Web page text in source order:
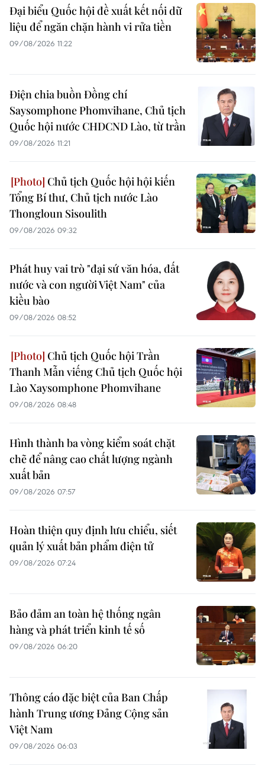
Đại biểu Quốc hội đề xuất kết nối dữ
liệu để ngăn chặn hành vi rửa tiền
09/08/2026 11:22
Điện chia buồn Đồng chí
Saysomphone Phomvihane, Chủ tịch
Quốc hội nước CHDCND Lào, từ trần
09/08/2026 11:21
Chủ tịch Quốc hội hội kiến
Tổng Bí thư, Chủ tịch nước Lào
Thongloun Sisoulith
09/08/2026 09:32
Phát huy vai trò "đại sứ văn hóa, đất
nước và con người Việt Nam" của
kiều bào
09/08/2026 08:52
Chủ tịch Quốc hội Trần
Thanh Mẫn viếng Chủ tịch Quốc hội
Lào Xaysomphone Phomvihane
09/08/2026 08:48
Hình thành ba vòng kiểm soát chặt
chẽ để nâng cao chất lượng ngành
xuất bản
09/08/2026 07:57
Hoàn thiện quy định lưu chiểu, siết
quản lý xuất bản phẩm điện tử
09/08/2026 07:24
Bảo đảm an toàn hệ thống ngân
hàng và phát triển kinh tế số
09/08/2026 06:20
Thông cáo đặc biệt của Ban Chấp
hành Trung ương Đảng Cộng sản
Việt Nam
09/08/2026 06:03